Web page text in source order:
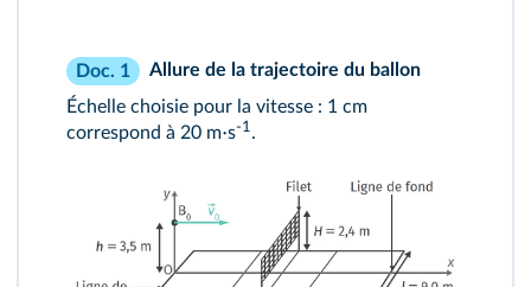
Doc. 1
Allure de la trajectoire du ballon
Échelle choisie pour la vitesse : 1 cm
correspond à 20 m⋅s-1 .